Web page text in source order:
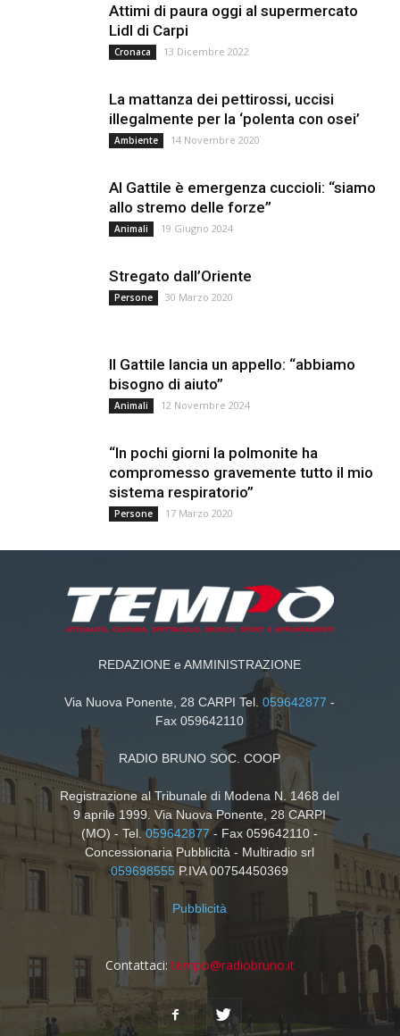
Attimi di paura oggi al supermercato
Lidl di Carpi
Cronaca 13 Dicembre 2022
La mattanza dei pettirossi, uccisi
illegalmente per la ‘polenta con osei’
Ambiente 14 Novembre 2020
Al Gattile è emergenza cuccioli: “siamo
allo stremo delle forze”
Animali 19 Giugno 2024
Stregato dall’Oriente
Persone 30 Marzo 2020
Il Gattile lancia un appello: “abbiamo
bisogno di aiuto”
Animali 12 Novembre 2024
“In pochi giorni la polmonite ha
compromesso gravemente tutto il mio
sistema respiratorio”
Persone 17 Marzo 2020
REDAZIONE e AMMINISTRAZIONE
Via Nuova Ponente, 28 CARPI Tel.059642877 -
Fax 059642110
RADIO BRUNO SOC. COOP
Registrazione al Tribunale di Modena N. 1468 del
9 aprile 1999. Via Nuova Ponente, 28 CARPI
(MO) - Tel.059642877- Fax 059642110 -
Concessionaria Pubblicità - Multiradio srl
059698555 P.IVA 00754450369
Pubblicità
Contattaci: tempo@radiobruno.it